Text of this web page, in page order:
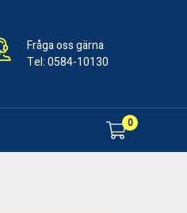
Fråga oss gärna
Tel:0584-10130
0